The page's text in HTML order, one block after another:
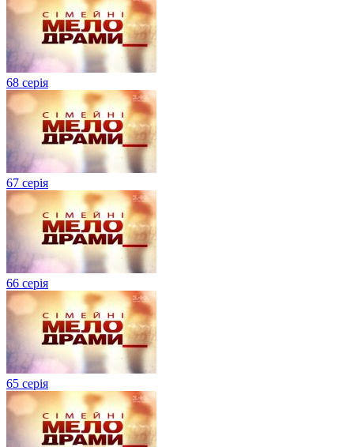
68 серія
67 серія
66 серія
65 серія